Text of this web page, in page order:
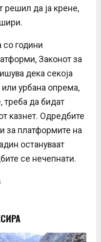
решил да ја крене,
со години
Законот за
дека секоја
или урбана опрема,
треба да бидат
казнет. Одредбите
за платформите на
остануваат
се нечепнати.